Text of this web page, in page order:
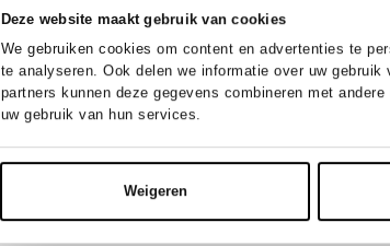
Deze website maakt gebruik van cookies
We gebruiken cookies om content en advertenties te
te analyseren. Ook delen we informatie over uw
partners kunnen deze gegevens combineren met
uw gebruik van hun services.
Weigeren
Wolmix sjaal
Kollege,